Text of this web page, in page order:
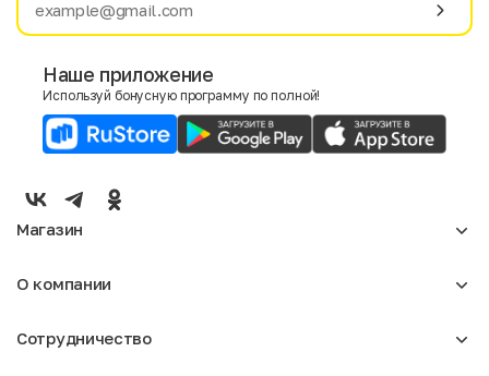
Имя
E-mail
Мужской
Наше приложение
Используй бонусную программу по полной!
Магазин
Мужское
Детское
О компании
Отзывы
Сотрудничество